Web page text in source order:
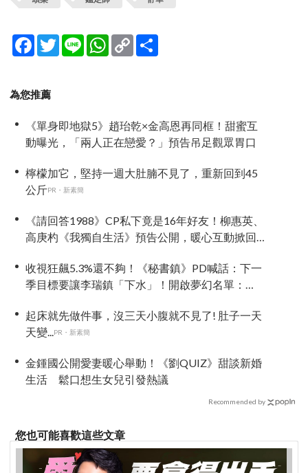
Facebook
TwitterLine WhatsApp
Copy
Link
為您推薦
《單身即地獄5》趙珆乾×金高恩再同框！甜蜜互
動曝光，「兩人正在戀愛？」預告吊足觀眾胃口
檸檬加它，堅持一週大肚腩不見了，重新回到45
公斤PR・新素簡
《請回答1988》CP私下竟是16年好友！柳惠英、
高庚杓《我獨自生活》預告公開，暖心互動掀回
收視狂飆5.3%還不夠！《秘書鎮》PD喊話：下一
季目標要讓李瑞鎮「下水」！開啟夢幻名單：
起床就先做件事，沒三天小腹就不見了! 肚子一天
天變...PR・新素簡
金鍾國公開愛妻暖心舉動！《劉QUIZ》甜談新婚
生活 鬆口想生女兒引發熱議
Recommended by
您也可能喜歡這些文章